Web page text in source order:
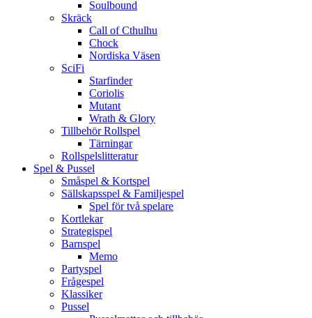
Soulbound
Skräck
Call of Cthulhu
Chock
Nordiska Väsen
SciFi
Starfinder
Coriolis
Mutant
Wrath & Glory
Tillbehör Rollspel
Tärningar
Rollspelslitteratur
Spel & Pussel
Småspel & Kortspel
Sällskapsspel & Familjespel
Spel för två spelare
Kortlekar
Strategispel
Barnspel
Memo
Partyspel
Frågespel
Klassiker
Pussel